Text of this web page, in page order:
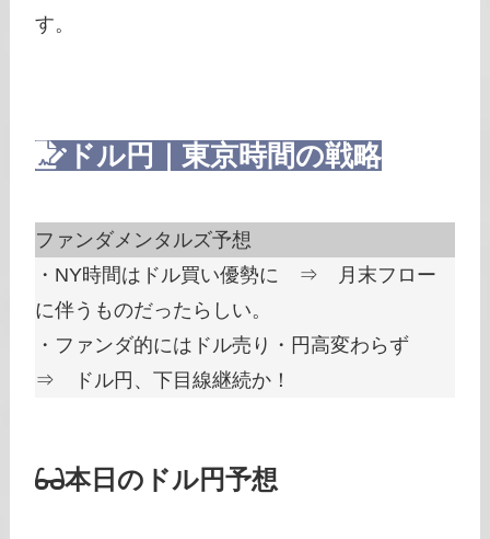
す。
ドル円｜東京時間の戦略
ファンダメンタルズ予想
・NY時間はドル買い優勢に ⇒ 月末フロー
に伴うものだったらしい。
・ファンダ的にはドル売り・円高変わらず
⇒ ドル円、下目線継続か！
本日のドル円予想